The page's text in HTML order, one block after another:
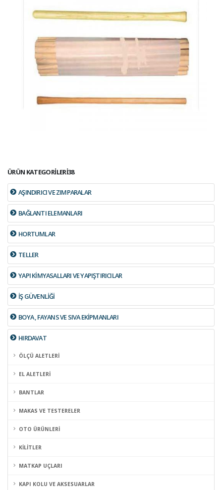
ÜRÜN KATEGORİLERİ38
AŞINDIRICI VE ZIMPARALAR
BAĞLANTI ELEMANLARI
HORTUMLAR
TELLER
YAPI KİMYASALLARI VE YAPIŞTIRICILAR
İŞ GÜVENLİĞİ
BOYA , FAYANS VE SIVA EKİPMANLARI
HIRDAVAT
ÖLÇÜ ALETLERİ
EL ALETLERİ
BANTLAR
MAKAS VE TESTERELER
OTO ÜRÜNLERİ
KİLİTLER
MATKAP UÇLARI
KAPI KOLU VE AKSESUARLAR